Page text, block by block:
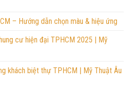
– Hướng dẫn chọn màu & hiệu ứng
cư hiện đại TPHCM 2025 | Mỹ
khách biệt thự TPHCM | Mỹ Thuật Âu